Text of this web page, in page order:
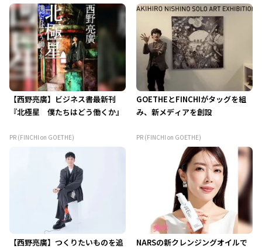
【西野亮廣】ビジネス書最新刊
『北極星 僕たちはどう働くか』
PR (FINCHI on GOETHE)
GOETHEとFINCHIがタッグを組
み、新メディアを創設
PR (FINCHI on GOETHE)
【西野亮廣】つくりたいものを追
NARSの新クレンジングオイルで